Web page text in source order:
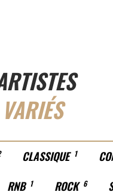
CLASSIQUE 1
RNB 1 ROCK 6